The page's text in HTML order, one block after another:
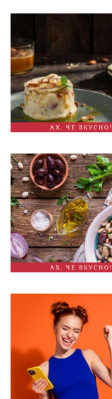
АХ, ЧЕ ВКУСНО!
АХ, ЧЕ ВКУСНО!